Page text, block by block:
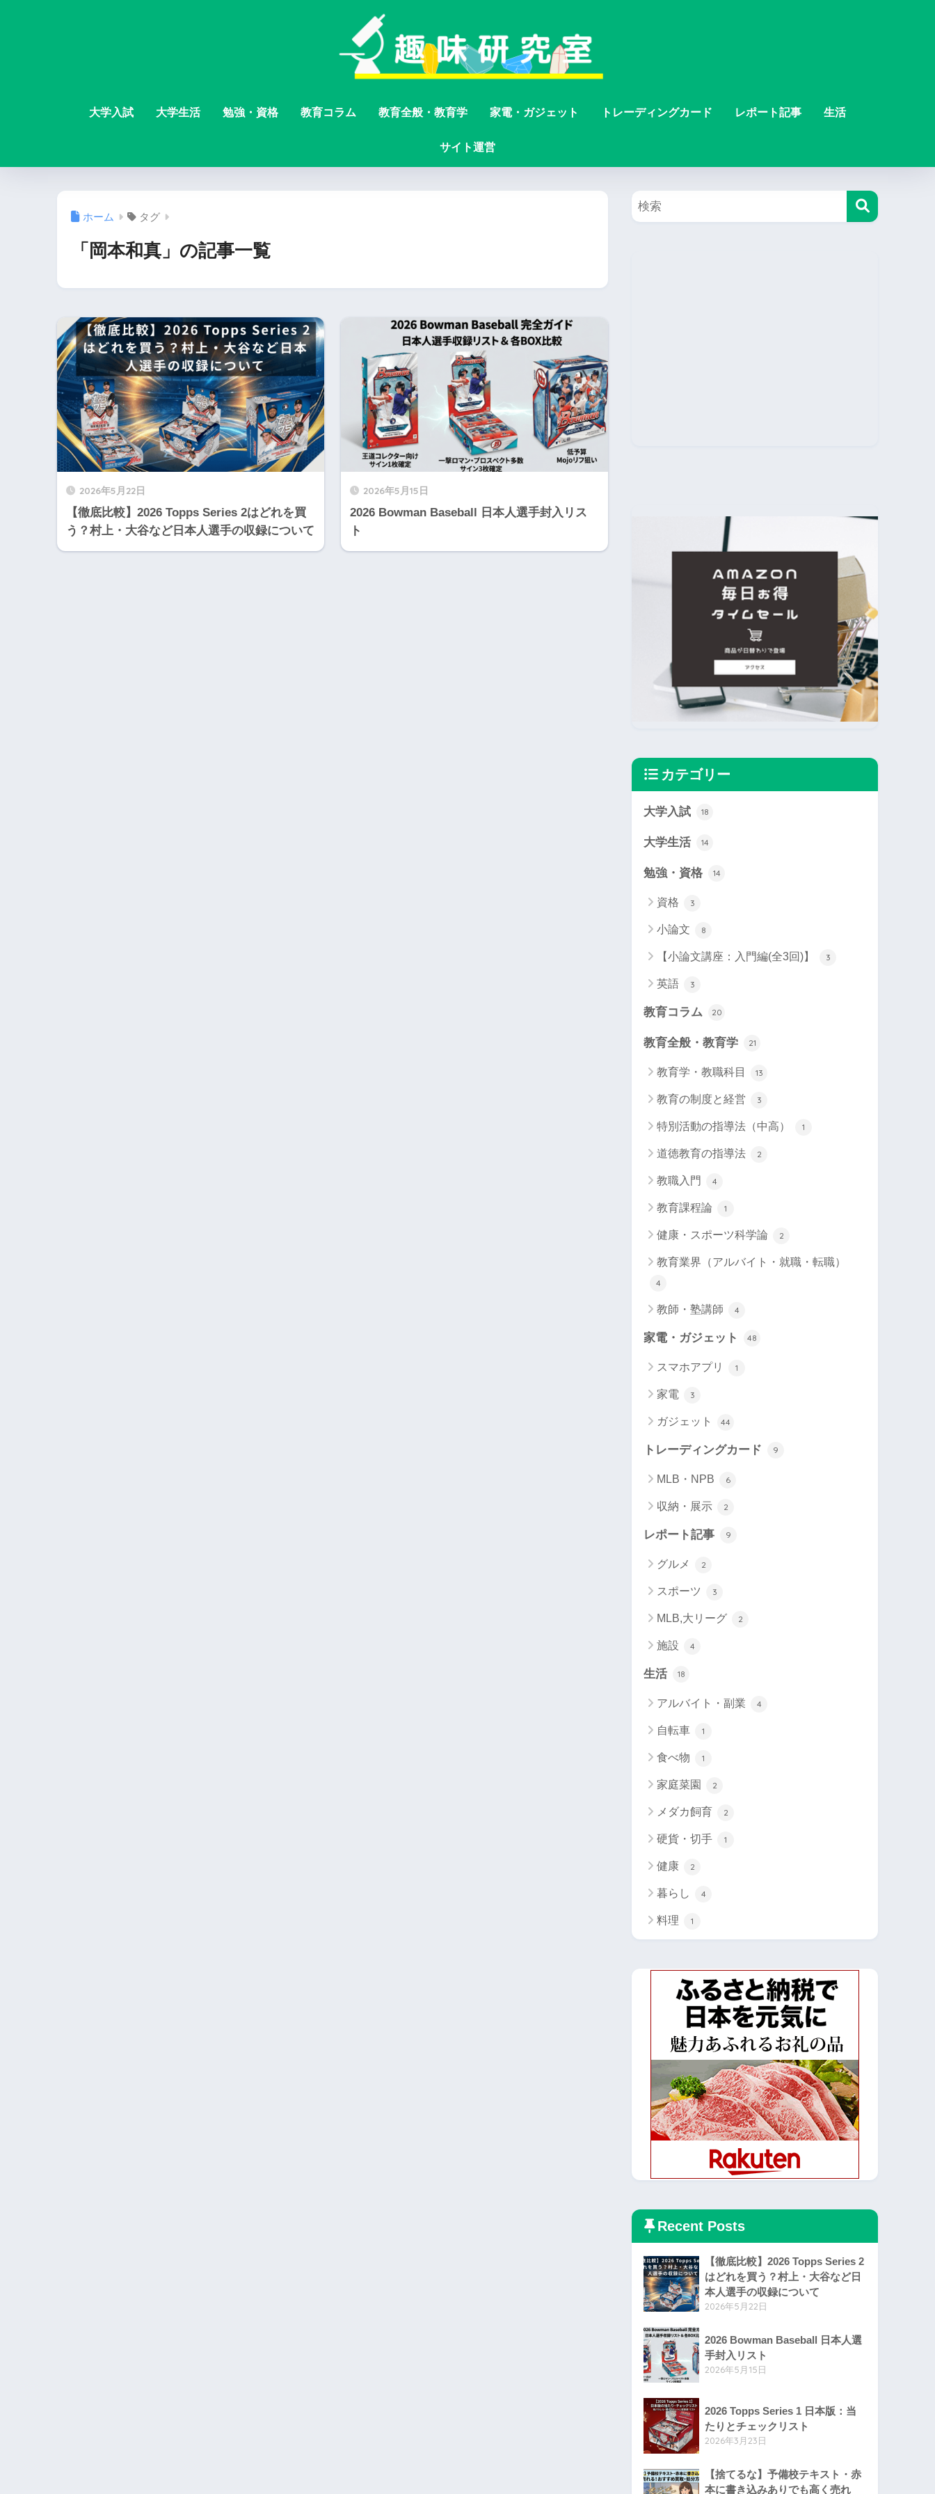
大学入試 大学生活 勉強・資格 教育コラム 教育全般・教育学 家電・ガジェット トレーディングカード レポート記事 生活
サイト運営
ホーム タグ
「岡本和真」の記事一覧
2026年5月22日
【徹底比較】2026 Topps Series 2はどれを買
う？村上・大谷など日本人選手の収録について
2026年5月15日
2026 Bowman Baseball 日本人選手封入リス
ト
カテゴリー
大学入試 18
大学生活 14
勉強・資格 14
資格 3
小論文 8
【小論文講座：入門編(全3回)】 3
英語 3
教育コラム 20
教育全般・教育学 21
教育学・教職科目 13
教育の制度と経営 3
特別活動の指導法（中高） 1
道徳教育の指導法 2
教職入門 4
教育課程論 1
健康・スポーツ科学論 2
教育業界（アルバイト・就職・転職）
4
教師・塾講師 4
家電・ガジェット 48
スマホアプリ 1
家電 3
ガジェット 44
トレーディングカード 9
MLB・NPB 6
収納・展示 2
レポート記事 9
グルメ 2
スポーツ 3
MLB,大リーグ 2
施設 4
生活 18
アルバイト・副業 4
自転車 1
食べ物 1
家庭菜園 2
メダカ飼育 2
硬貨・切手 1
健康 2
暮らし 4
料理 1
Recent Posts
【徹底比較】2026 Topps Series 2
はどれを買う？村上・大谷など日
本人選手の収録について
2026年5月22日
2026 Bowman Baseball 日本人選
手封入リスト
2026年5月15日
2026 Topps Series 1 日本版：当
たりとチェックリスト
2026年3月23日
【捨てるな】予備校テキスト・赤
本に書き込みありでも高く売れ